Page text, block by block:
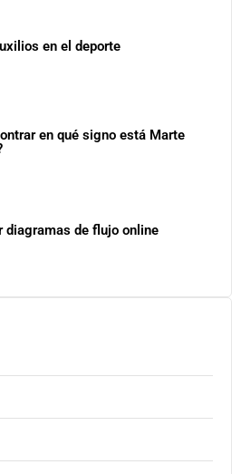
en el deporte
en qué signo está Marte
diagramas de flujo online